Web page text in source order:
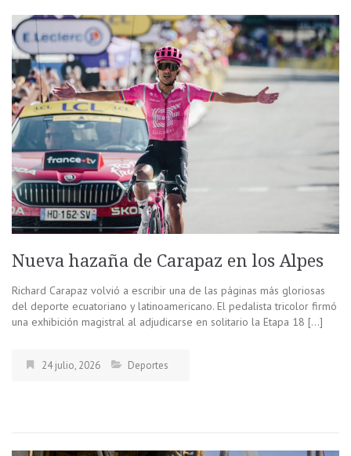
Nueva hazaña de Carapaz en los Alpes
Richard Carapaz volvió a escribir una de las páginas más gloriosas
del deporte ecuatoriano y latinoamericano. El pedalista tricolor firmó
una exhibición magistral al adjudicarse en solitario la Etapa 18 […]
24 julio, 2026 Deportes